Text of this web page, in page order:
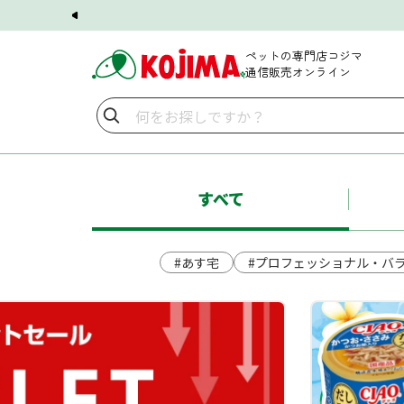
ペットの専門店コジマ
通信販売オンライン
すべて
#あす宅 #プロフェッショナル・バ